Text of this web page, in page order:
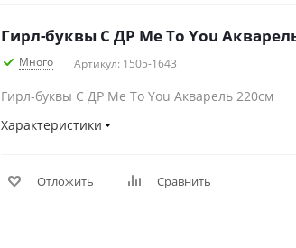
Гирл-буквы С ДР Me To You
Много Артикул: 1505-1643
Гирл-буквы С ДР Me To You Акварель 220см
Характеристики
Отложить Сравнить